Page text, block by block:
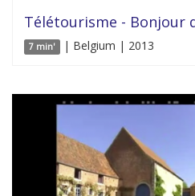
Télétourisme - Bonjour
7 min' | Belgium | 2013